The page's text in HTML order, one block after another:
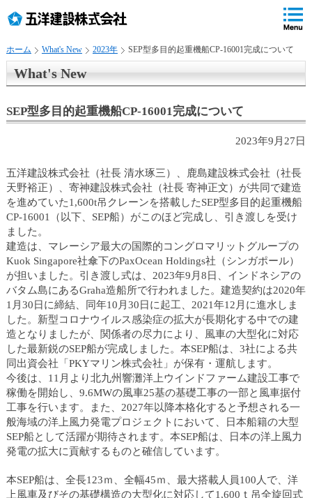
ー
の
す
ー
内
の
リ
で
す
サ
イ
ト
内
共
通
ニ
ュ
ー
へ
移
動
し
ま
す
ヘ
ッ
ー
の
ジ
ホーム What's New 2023年 SEP型多目的起重機船CP-16001完成について
ペ
で
What's New
SEP型多目的起重機船CP-16001完成について
2023年9月27日
五洋建設株式会社（社長 清水琢三）、鹿島建設株式会社（社長
天野裕正）、寄神建設株式会社（社長 寄神正文）が共同で建造
を進めていた1,600t吊クレーンを搭載したSEP型多目的起重機船
CP-16001（以下、SEP船）がこのほど完成し、引き渡しを受け
ました。
建造は、マレーシア最大の国際的コングロマリットグループの
Kuok Singapore社傘下のPaxOcean Holdings社（シンガポール）
が担いました。引き渡し式は、2023年9月8日、インドネシアの
バタム島にあるGraha造船所で行われました。建造契約は2020年
1月30日に締結、同年10月30日に起工、2021年12月に進水しま
した。新型コロナウイルス感染症の拡大が長期化する中での建
造となりましたが、関係者の尽力により、風車の大型化に対応
した最新鋭のSEP船が完成しました。本SEP船は、3社による共
同出資会社「PKYマリン株式会社」が保有・運航します。
今後は、11月より北九州響灘洋上ウインドファーム建設工事で
稼働を開始し、9.6MWの風車25基の基礎工事の一部と風車据付
工事を行います。また、2027年以降本格化すると予想される一
般海域の洋上風力発電プロジェクトにおいて、日本船籍の大型
SEP船として活躍が期待されます。本SEP船は、日本の洋上風力
発電の拡大に貢献するものと確信しています。
本SEP船は、全長123ｍ、全幅45ｍ、最大搭載人員100人で、洋
上風車及びその基礎構造の大型化に対応して1,600ｔ吊全旋回式
ー
の
で
す
ー
の
戻
る